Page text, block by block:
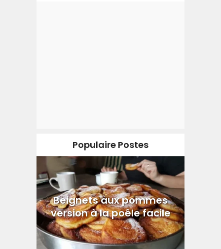
Populaire Postes
Beignets aux pommes
version à la poêle facile